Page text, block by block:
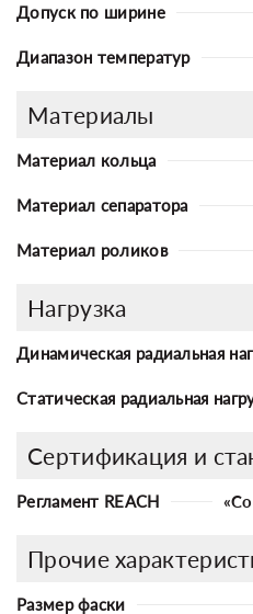
Допуск по ширине
Диапазон температур
Материалы
Материал кольца
Материал сепаратора
Материал роликов
Нагрузка
Динамическая радиальная
Статическая радиальная
Сертификация и
Регламент REACH
Прочие
Размер фаски